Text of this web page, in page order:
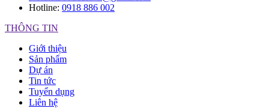
Hotline: 0918 886 002
THÔNG TIN
Giới thiệu
Sản phẩm
Dự án
Tin tức
Tuyển dụng
Liên hệ